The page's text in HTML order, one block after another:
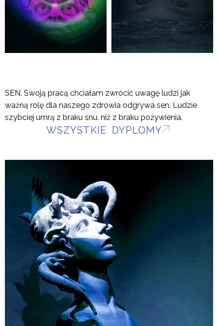
SEN. Swoją pracą chciałam zwrócić uwagę ludzi jak
ważną rolę dla naszego zdrowia odgrywa sen. Ludzie
szybciej umrą z braku snu. niż z braku pożywienia.
WSZYSTKIE DYPLOMY